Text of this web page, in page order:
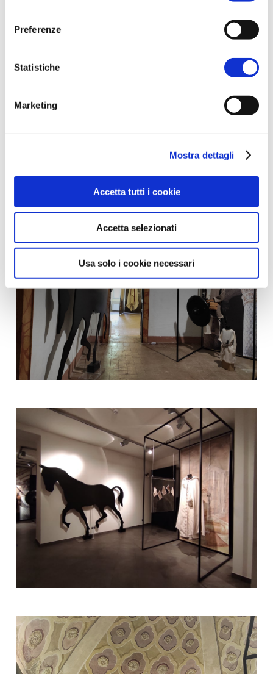
Preferenze
Statistiche
Marketing
Mostra dettagli
Accetta tutti i cookie
Accetta selezionati
Usa solo i cookie necessari